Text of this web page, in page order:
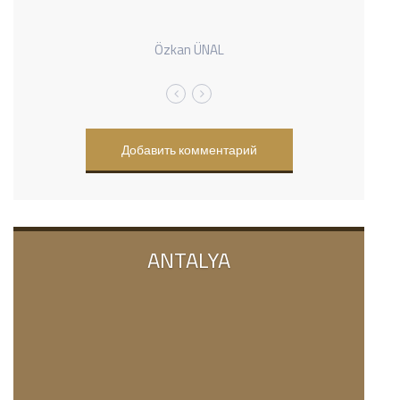
Özkan ÜNAL
Добавить комментарий
ANTALYA